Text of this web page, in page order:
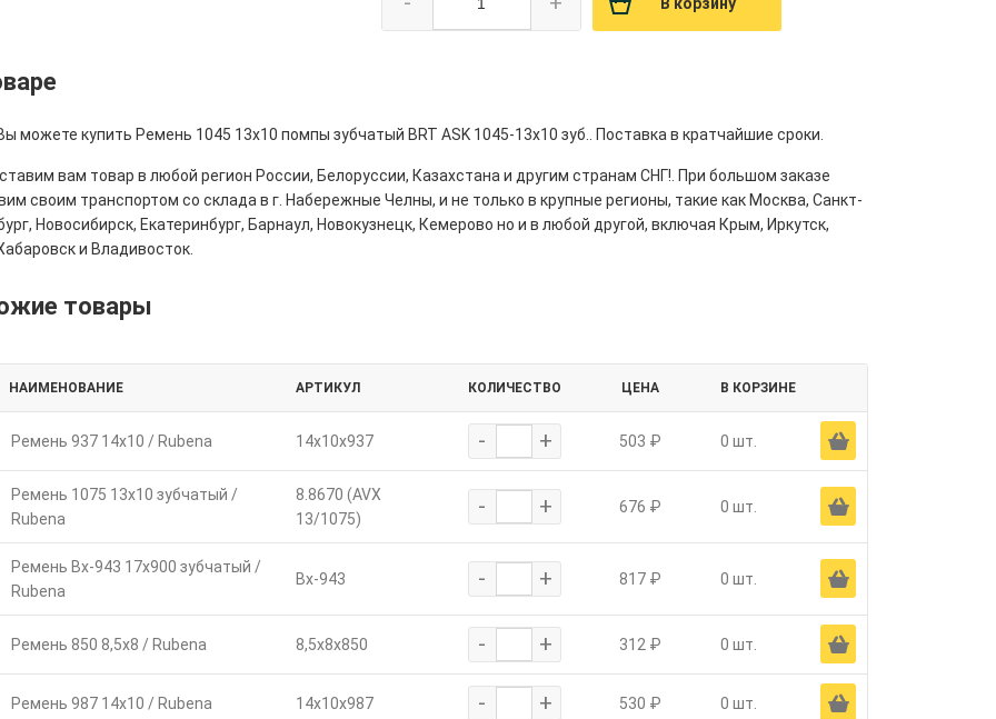
можете купить Ремень 1045 13х10 помпы зубчатый BRT ASK 1045-13x10 зуб.. Поставка в кратчайшие сроки.
вам товар в любой регион России, Белоруссии, Казахстана и другим странам СНГ!. При большом заказе
своим транспортом со склада в г. Набережные Челны, и не только в крупные регионы, такие как Москва, Санкт-
Новосибирск, Екатеринбург, Барнаул, Новокузнецк, Кемерово но и в любой другой, включая Крым, Иркутск,
и Владивосток.
товары
НАИМЕНОВАНИЕ АРТИКУЛ КОЛИЧЕСТВО ЦЕНА В КОРЗИНЕ
Ремень 937 14х10 / Rubena 14х10х937 - + 503 ₽ 0 шт. Ä
Ремень 1075 13х10 зубчатый /
Rubena
8.8670 (AVX
13/1075)
- + 676 ₽ 0 шт. Ä
Ремень Вх-943 17х900 зубчатый /
Rubena
Вх-943 - + 817 ₽ 0 шт. Ä
Ремень 850 8,5х8 / Rubena 8,5х8х850 - + 312 ₽ 0 шт. Ä
Ремень 987 14х10 / Rubena 14х10х987 - + 530 ₽ 0 шт. Ä